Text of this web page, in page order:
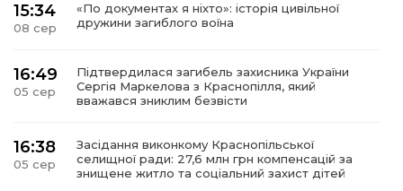
15:34
08 сер
«По документах я ніхто»: історія цивільної
дружини загиблого воїна
16:49
05 сер
Підтвердилася загибель захисника України
Сергія Маркелова з Краснопілля, який
вважався зниклим безвісти
16:38
05 сер
Засідання виконкому Краснопільської
селищної ради: 27,6 млн грн компенсацій за
знищене житло та соціальний захист дітей